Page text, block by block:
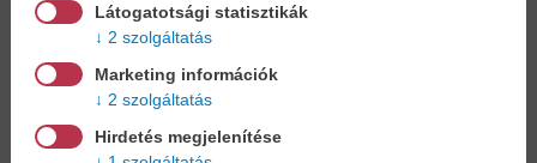
Cookies
Miért regisztráljon az oldalunkon?
Látogatotsági statisztikák
2 szolgáltatás
Marketing információk
2 szolgáltatás
Hirdetés megjelenítése